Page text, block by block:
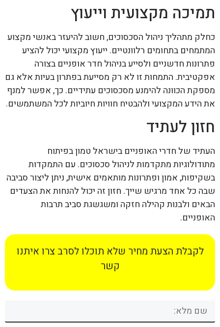
תמיכה מקצועית וייעוץ
כחלק מתהליך ניהול הסכסוכים, חשוב להיעזר באנשי מקצוע
המתמחים בתחומים רלוונטיים. ייעוץ מקצועי יכול להציע
פתרונות חדשניים ולסייע בניהול חדר אופניים בצורה
אפקטיבית. התמחות זו לא רק מסייעת בפתרון בעיות אלא גם
מספקת הכוונה להימנע מסכסוכים עתידיים. כך, אפשר למנף
את הידע המקצועי ולהבטיח חוויות חיוביות לכל המשתמשים.
חזון לעתיד
העתיד של חדרי האופניים בישראל טמון בפיתוח
מתודולוגיות מתקדמות לניהול סכסוכים. עם התמקדות
בשקיפות, אמון ופתרונות מותאמים אישית, ניתן ליצור סביבה
שבה כל אחד מרגיש שייך. חזון זה יכול להנחות את הצעדים
הבאים ולבנות קהילה חזקה ומשגשגת סביב תרבות
האופניים.
לקבלת הצעת מחיר שלא תוכלו לסרב צרו איתנו
קשר